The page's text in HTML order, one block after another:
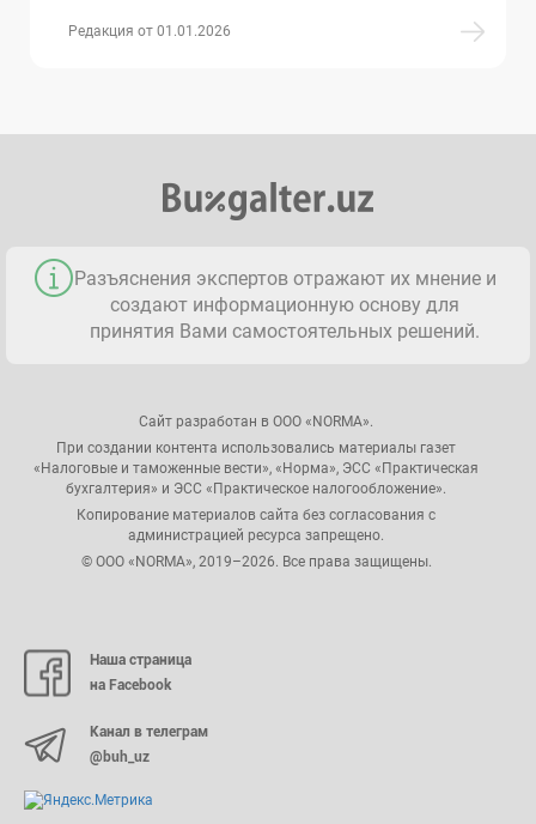
Редакция от 01.01.2026
Разъяснения экспертов отражают их мнение и
создают информационную основу для
принятия Вами самостоятельных решений.
Сайт разработан в ООО «NORMA».
При создании контента использовались материалы газет
«Налоговые и таможенные вести», «Норма», ЭСС «Практическая
бухгалтерия» и ЭСС «Практическое налогообложение».
Копирование материалов сайта без согласования с
администрацией ресурса запрещено.
© ООО «NORMA», 2019–2026. Все права защищены.
Наша страница
на Facebook
Канал в телеграм
@buh_uz